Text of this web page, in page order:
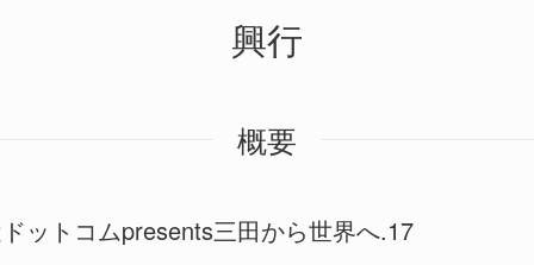
興行
概要
ットコムpresents三田から世界へ.17